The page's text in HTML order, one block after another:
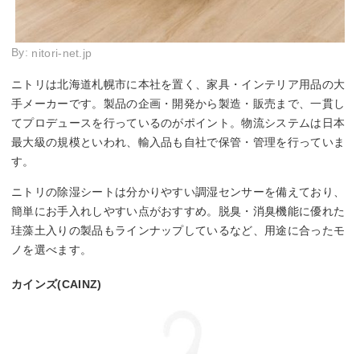
By: nitori-net.jp
ニトリは北海道札幌市に本社を置く、家具・インテリア用品の大
手メーカーです。製品の企画・開発から製造・販売まで、一貫し
てプロデュースを行っているのがポイント。物流システムは日本
最大級の規模といわれ、輸入品も自社で保管・管理を行っていま
す。
ニトリの除湿シートは分かりやすい調湿センサーを備えており、
簡単にお手入れしやすい点がおすすめ。脱臭・消臭機能に優れた
珪藻土入りの製品もラインナップしているなど、用途に合ったモ
ノを選べます。
カインズ(CAINZ)